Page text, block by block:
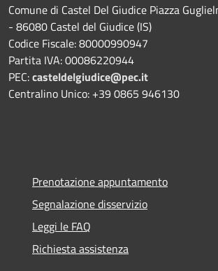
Comune di Castel Del Giudice Piazza
- 86080 Castel del Giudice (IS)
Codice Fiscale: 80000990947
Partita IVA: 00086220944
PEC:casteldelgiudice@pec.it
Centralino Unico: +39 0865 946130
Prenotazione appuntamento
Segnalazione disservizio
Leggi le FAQ
Richiesta assistenza